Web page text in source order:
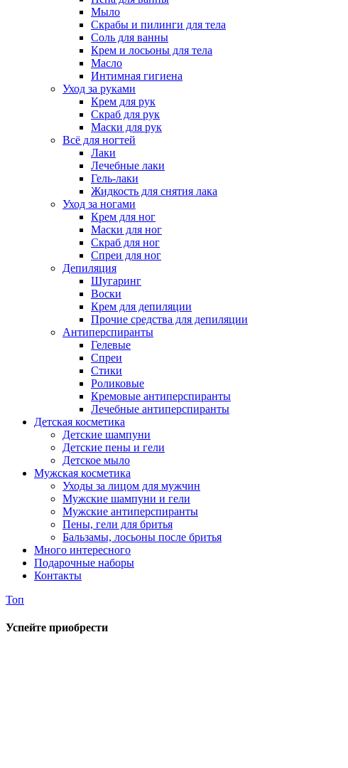
Мыло
Скрабы и пилинги для тела
Соль для ванны
Крем и лосьоны для тела
Масло
Интимная гигиена
Уход за руками
Крем для рук
Скраб для рук
Маски для рук
Всё для ногтей
Лаки
Лечебные лаки
Гель-лаки
Жидкость для снятия лака
Уход за ногами
Крем для ног
Маски для ног
Скраб для ног
Спреи для ног
Депиляция
Шугаринг
Воски
Крем для депиляции
Прочие средства для депиляции
Антиперспиранты
Гелевые
Спреи
Стики
Роликовые
Кремовые антиперспиранты
Лечебные антиперспиранты
Детская косметика
Детские шампуни
Детские пены и гели
Детское мыло
Мужская косметика
Уходы за лицом для мужчин
Мужские шампуни и гели
Мужские антиперспиранты
Пены, гели для бритья
Бальзамы, лосьоны после бритья
Много интересного
Подарочные наборы
Контакты
Топ
Успейте приобрести